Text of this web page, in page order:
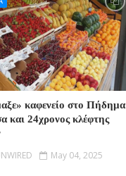
καφενείο στο Πήδημα
και 24χρονος κλέφτης
May 04, 2025